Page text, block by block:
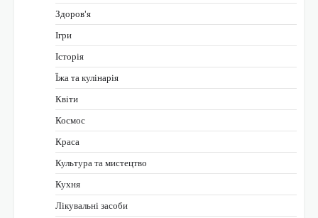
Здоров'я
Ігри
Історія
Їжа та кулінарія
Квіти
Космос
Краса
Культура та мистецтво
Кухня
Лікувальні засоби